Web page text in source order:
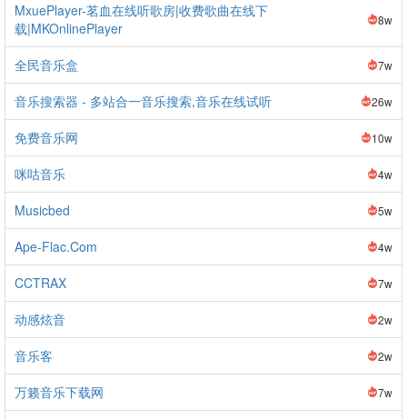
MxuePlayer-茗血在线听歌房|收费歌曲在线下
载|MKOnlinePlayer
8w
全民音乐盒 7w
音乐搜索器 - 多站合一音乐搜索,音乐在线试听 26w
免费音乐网 10w
咪咕音乐 4w
Musicbed 5w
Ape-Flac.Com 4w
CCTRAX 7w
动感炫音 2w
音乐客 2w
万籁音乐下载网 7w